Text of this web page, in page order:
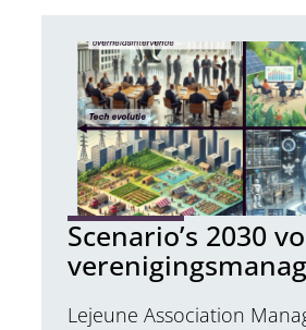
Scenario’s 2030
Lejeune Association